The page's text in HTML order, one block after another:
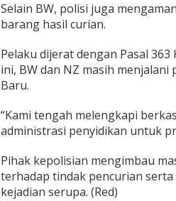
Selain BW, polisi juga
barang hasil curian.
Pelaku dijerat dengan Pasal
ini, BW dan NZ masih
Baru.
“Kami tengah melengkapi
administrasi penyidikan untuk
Pihak kepolisian mengimbau
terhadap tindak pencurian
kejadian serupa. (Red)